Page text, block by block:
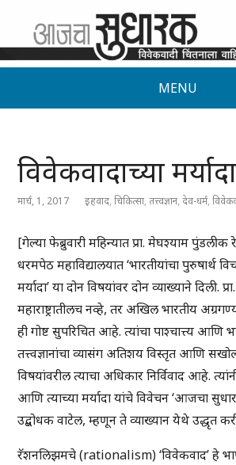
MENU
विवेकवादाच्या मर्यादा
मार्च, 1, 2017 इहवाद,चिकित्सा,तत्त्वज्ञान,देव-धर्म,
[गेल्या फेब्रुवारी महिन्यात प्रा. मेघश्याम
धरमपेठ महाविद्यालयात ‘भारतीयांचा पुरुषार्थ
मर्यादा’ या दोन विषयांवर दोन व्याख्याने दिली.
महाराष्ट्रातीलच नव्हे, तर अखिल भारतीय
ही गोष्ट सुपरिचित आहे. त्यांचा पाश्चात्त्य आणि
तत्त्वज्ञानांचा व्यासंग अतिशय विस्तृत आणि
विषयांवरील त्याचा अधिकार निर्विवाद आहे.
आणि त्याच्या मर्यादा यांचे विवेचन ‘आजचा
उद्बोधक वाटेल, म्हणून ते व्याख्यान येथे उद्धृत
रॅशनलिझमचे (rationalism) ‘विवेकवाद’ हे